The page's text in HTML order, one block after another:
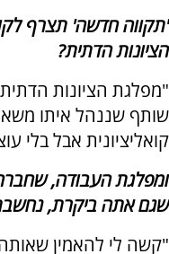
'תקווה חדשה' תצרף
הציונות הדתית?
"מפלגת הציונות
שותף שננהל איתו משא
קואליציונית אבל בלי
ומפלגת העבודה,
שגם אתה ביקרת,
"קשה לי להאמין